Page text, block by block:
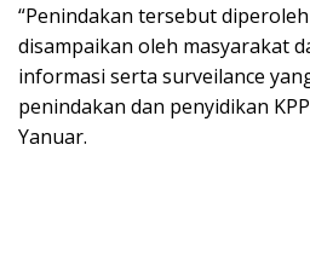
“Penindakan tersebut
disampaikan oleh masyarakat
informasi serta surveilance
penindakan dan penyidikan
Yanuar.